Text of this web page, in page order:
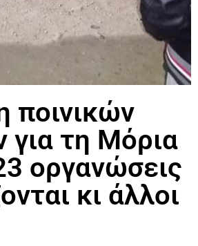
ποινικών
για τη Μόρια
οργανώσεις
κι άλλοι